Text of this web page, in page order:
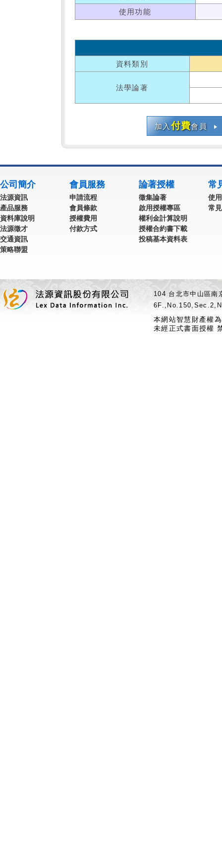
使用功能
資料類別
法學論著
加入付費會員
公司簡介
法源資訊
產品服務
資料庫說明
法源徵才
交通資訊
策略聯盟
會員服務
申請流程
會員條款
授權費用
付款方式
論著授權
徵集論著
啟用授權專區
權利金計算說明
授權合約書下載
投稿基本資料表
常
使
常
104 台北市中山區
本網站智慧財產權
未經正式書面授權